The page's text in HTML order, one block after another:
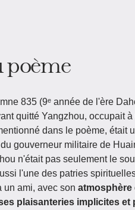
poème
835 (9ᵉ année de l'ère
quitté Yangzhou, occupait
dans le poème, était
gouverneur militaire de
n'était pas seulement le
l'une des patries
un ami, avec son atmosphère
plaisanteries implicites et